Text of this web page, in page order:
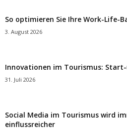
So optimieren Sie Ihre Work-Life-
3. August 2026
Innovationen im Tourismus:
31. Juli 2026
Social Media im Tourismus wird
einflussreicher